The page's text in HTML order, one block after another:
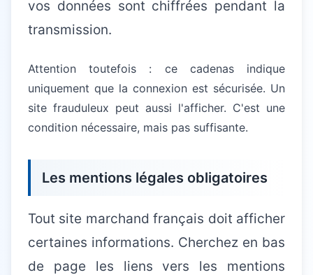
vos données sont chiffrées pendant la
transmission.
Attention toutefois : ce cadenas indique
uniquement que la connexion est sécurisée. Un
site frauduleux peut aussi l'afficher. C'est une
condition nécessaire, mais pas suffisante.
Les mentions légales obligatoires
Tout site marchand français doit afficher
certaines informations. Cherchez en bas
de page les liens vers les mentions